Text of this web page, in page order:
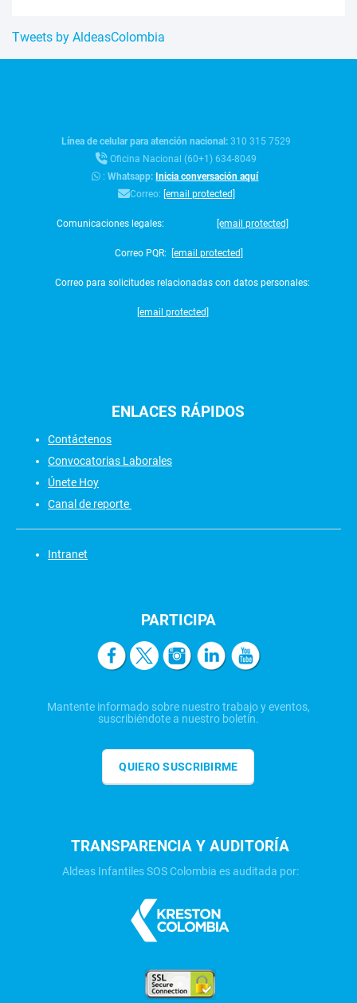
Tweets by AldeasColombia
Línea de celular para atención nacional:310 315 7529
Oficina Nacional (60+1) 634-8049
:Whatsapp:Inicia conversación aquí
Correo: [email protected]
Comunicaciones legales: [email protected]
Correo PQR: [email protected]
Correo para solicitudes relacionadas con datos personales:
[email protected]
ENLACES RÁPIDOS
Contáctenos
Convocatorias Laborales
Únete Hoy
Canal de reporte
Intranet
PARTICIPA
Mantente informado sobre nuestro trabajo y eventos,
suscribiéndote a nuestro boletín.
QUIERO SUSCRIBIRME
TRANSPARENCIA Y AUDITORÍA
Aldeas Infantiles SOS Colombia es auditada por: